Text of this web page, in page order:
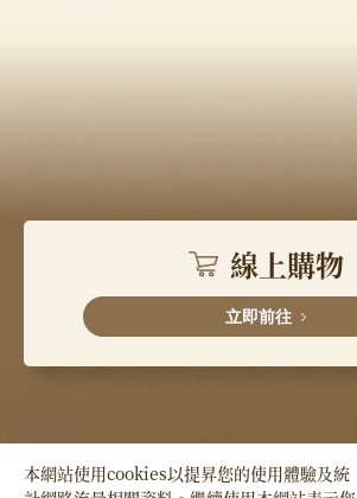
線上購物
立即前往
本網站使用cookies以提昇您的使用體驗及統